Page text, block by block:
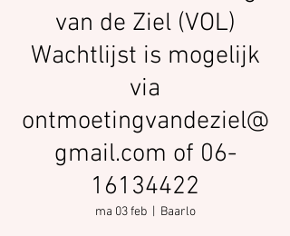
van de Ziel (VOL)
Wachtlijst is mogelijk
via
ontmoetingvandeziel@
gmail.com of 06-
16134422
ma 03 feb
  |
Baarlo